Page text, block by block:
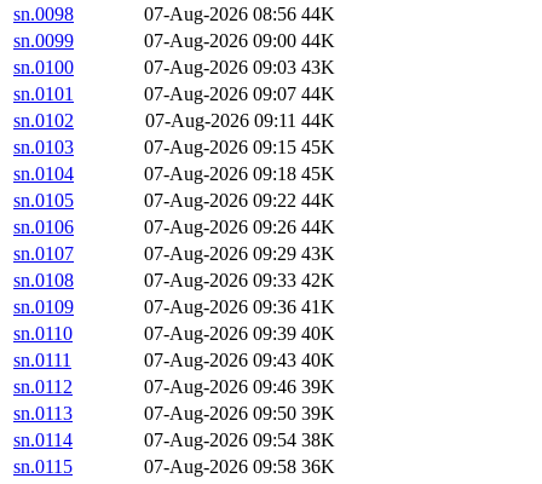
sn.0098
07-Aug-2026 08:56 44K
sn.0099
07-Aug-2026 09:00 44K
sn.0100
07-Aug-2026 09:03 43K
sn.0101
07-Aug-2026 09:07 44K
sn.0102
07-Aug-2026 09:11 44K
sn.0103
07-Aug-2026 09:15 45K
sn.0104
07-Aug-2026 09:18 45K
sn.0105
07-Aug-2026 09:22 44K
sn.0106
07-Aug-2026 09:26 44K
sn.0107
07-Aug-2026 09:29 43K
sn.0108
07-Aug-2026 09:33 42K
sn.0109
07-Aug-2026 09:36 41K
sn.0110
07-Aug-2026 09:39 40K
sn.0111
07-Aug-2026 09:43 40K
sn.0112
07-Aug-2026 09:46 39K
sn.0113
07-Aug-2026 09:50 39K
sn.0114
07-Aug-2026 09:54 38K
sn.0115
07-Aug-2026 09:58 36K